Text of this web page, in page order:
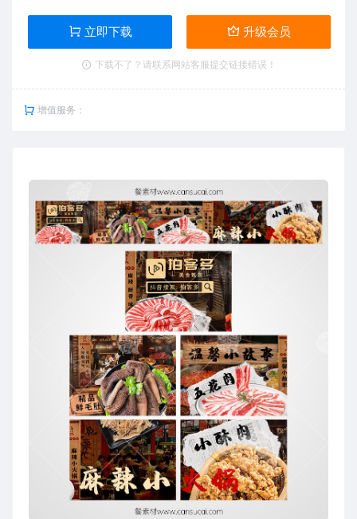
立即下载 升级会员
下载不了？请联系网站客服提交链接错误！
增值服务：